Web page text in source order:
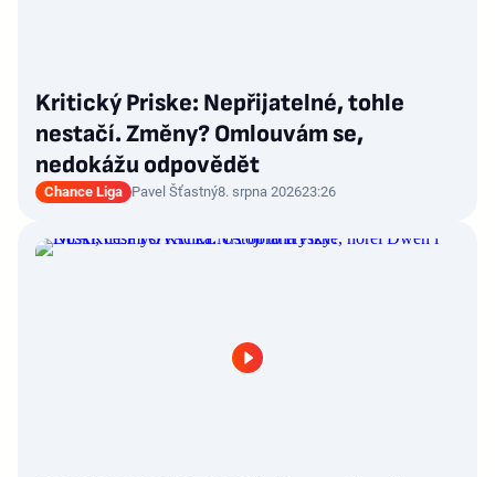
Kritický Priske: Nepřijatelné, tohle
nestačí. Změny? Omlouvám se,
nedokážu odpovědět
Chance Liga Pavel Šťastný8. srpna 202623:26